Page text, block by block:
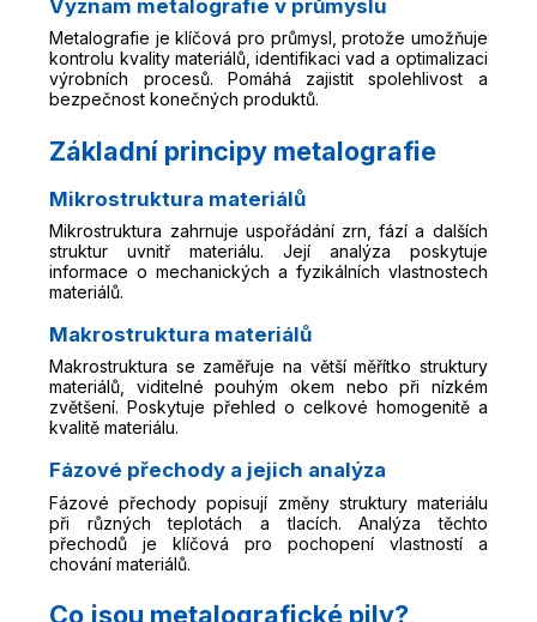
Význam metalografie v průmyslu
Metalografie je klíčová pro průmysl, protože umožňuje
kontrolu kvality materiálů, identifikaci vad a optimalizaci
výrobních procesů. Pomáhá zajistit spolehlivost a
bezpečnost konečných produktů.
Základní principy metalografie
Mikrostruktura materiálů
Mikrostruktura zahrnuje uspořádání zrn, fází a dalších
struktur uvnitř materiálu. Její analýza poskytuje
informace o mechanických a fyzikálních vlastnostech
materiálů.
Makrostruktura materiálů
Makrostruktura se zaměřuje na větší měřítko struktury
materiálů, viditelné pouhým okem nebo při nízkém
zvětšení. Poskytuje přehled o celkové homogenitě a
kvalitě materiálu.
Fázové přechody a jejich analýza
Fázové přechody popisují změny struktury materiálu
při různých teplotách a tlacích. Analýza těchto
přechodů je klíčová pro pochopení vlastností a
chování materiálů.
Co jsou metalografické pily?